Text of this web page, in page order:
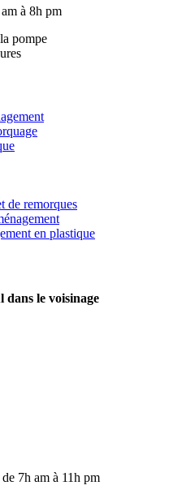
à 8h pm
pompe
de remorques
en plastique
dans le voisinage
7h am à 11h pm